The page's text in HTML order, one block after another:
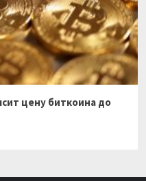
цену биткоина до